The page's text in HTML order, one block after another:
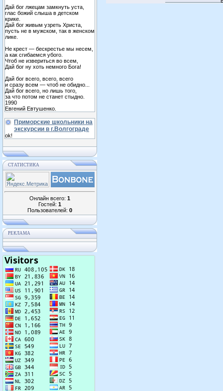
Дай бог лжецам замкнуть уста,
глас божий слыша в детском
крике.
Дай бог живым узреть Христа,
пусть не в мужском, так в женском
лике.
Не крест — бескрестье мы несем,
а как сгибаемся убого.
Чтоб не извериться во всем,
Дай бог ну хоть немного Бога!
Дай бог всего, всего, всего
и сразу всем — чтоб не обидно...
Дай бог всего, но лишь того,
за что потом не станет стыдно.
1990
Евгений Евтушенко.
Приморские школьники на
экскурсии в г.Волгограде
ok!
СТАТИСТИКА
Онлайн всего: 1
Гостей: 1
Пользователей: 0
РЕКЛАМА